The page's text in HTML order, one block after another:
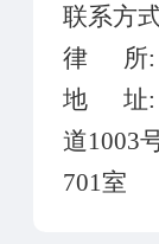
联系方
律 所:
地 址:
道1003
701室